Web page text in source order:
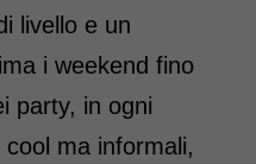
livello e un
i weekend fino
party, in ogni
ma informali,